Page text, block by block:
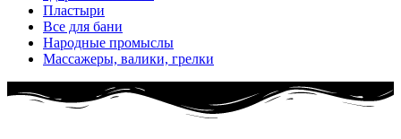
Пластыри
Все для бани
Народные промыслы
Массажеры, валики, грелки​